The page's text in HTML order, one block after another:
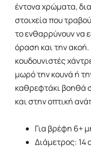
έντονα χρώματα,
στοιχεία που
το ενθαρρύνουν να
όραση και την
κουδουνιστές
μωρό την κουνά ή
καθρεφτάκι βοηθά
και στην οπτική
Για βρέφη 6+
Διάμετρος: 14